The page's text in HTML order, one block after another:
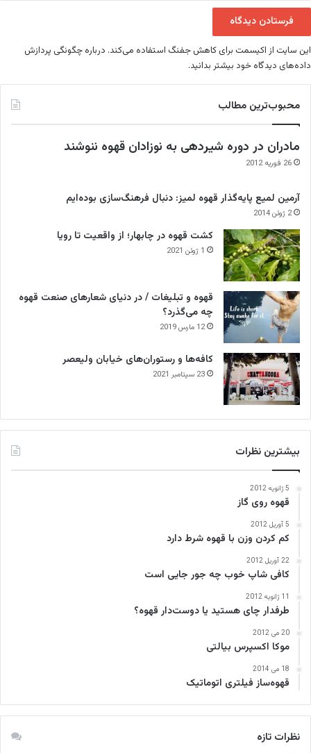
این سایت از اکیسمت برای کاهش جفنگ استفاده می‌کند. درباره چگونگی پردازش
داده‌های دیدگاه خود بیشتر بدانید.
محبوب‌ترین مطالب
مادران در دوره شیردهی به نوزادان قهوه ننوشند
26 فوریه 2012
آرمین لمیع پایه‌گذار قهوه لمیز: دنبال فرهنگ‌سازی بوده‌ایم
2 ژوئن 2014
کشت قهوه در چابهار؛ از واقعیت تا رویا
1 ژوئن 2021
قهوه و تبلیغات / در دنیای شعارهای صنعت قهوه
چه می‌گذرد؟
12 مارس 2019
کافه‌ها و رستوران‌های خیابان ولیعصر
23 سپتامبر 2021
بیشترین نظرات
5 ژانویه 2012
قهوه روی گاز
5 آوریل 2012
کم کردن وزن با قهوه شرط دارد
22 آوریل 2012
کافی‌ شاپ خوب چه جور جایی است
11 ژانویه 2012
طرفدار چای هستید یا دوست‌دار قهوه؟
20 می 2012
موکا اکسپرس بیالتی
18 می 2014
قهوه‌ساز فیلتری اتوماتیک
نظرات تازه